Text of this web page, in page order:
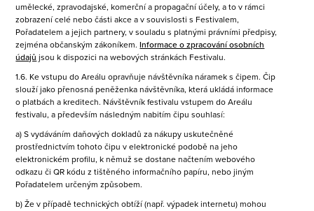
umělecké, zpravodajské, komerční a propagační účely, a to v rámci
zobrazení celé nebo části akce a v souvislosti s Festivalem,
Pořadatelem a jejich partnery, v souladu s platnými právními předpisy,
zejména občanským zákoníkem.Informace o zpracování osobních
údajů jsou k dispozici na webových stránkách Festivalu.
1.6. Ke vstupu do Areálu opravňuje návštěvníka náramek s čipem. Čip
slouží jako přenosná peněženka návštěvníka, která ukládá informace
o platbách a kreditech. Návštěvník festivalu vstupem do Areálu
festivalu, a především následným nabitím čipu souhlasí:
a) S vydáváním daňových dokladů za nákupy uskutečněné
prostřednictvím tohoto čipu v elektronické podobě na jeho
elektronickém profilu, k němuž se dostane načtením webového
odkazu či QR kódu z tištěného informačního papíru, nebo jiným
Pořadatelem určeným způsobem.
b) Že v případě technických obtíží (např. výpadek internetu) mohou